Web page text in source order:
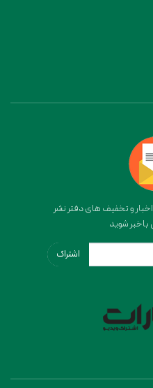
و تخفیف های دفتر نشر
شوید
اشتراک